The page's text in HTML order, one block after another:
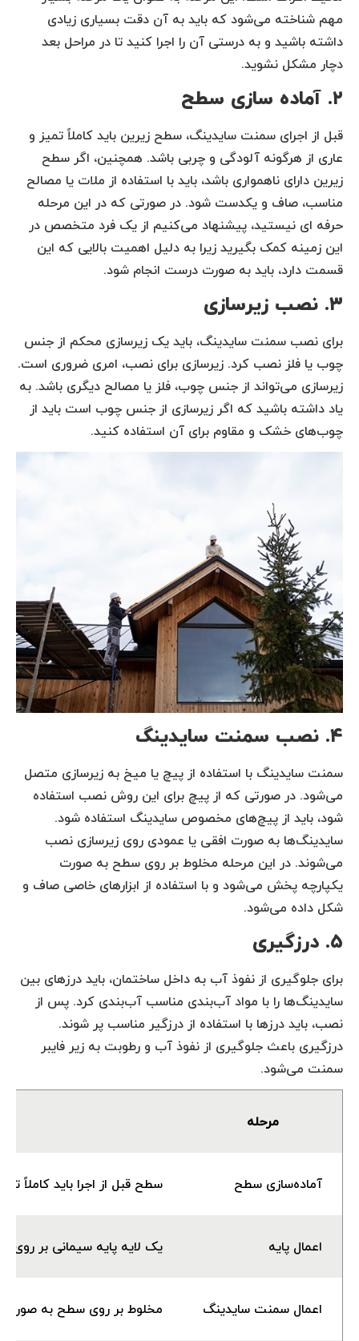
مهم شناخته می‌شود که باید به آن دقت بسیاری زیادی
داشته باشید و به درستی آن را اجرا کنید تا در مراحل بعد
دچار مشکل نشوید.
۲. آماده سازی سطح
قبل از اجرای سمنت سایدینگ، سطح زیرین باید کاملاً تمیز و
عاری از هرگونه آلودگی و چربی باشد. همچنین، اگر سطح
زیرین دارای ناهمواری باشد، باید با استفاده از ملات یا مصالح
مناسب، صاف و یکدست شود. در صورتی که در این مرحله
حرفه ای نیستید، پیشنهاد می‌کنیم از یک فرد متخصص در
این زمینه کمک بگیرید زیرا به دلیل اهمیت بالایی که این
قسمت دارد، باید به صورت درست انجام شود.
۳. نصب زیرسازی
برای نصب سمنت سایدینگ، باید یک زیرسازی محکم از جنس
چوب یا فلز نصب کرد. زیرسازی برای نصب، امری ضروری است.
زیرسازی می‌تواند از جنس چوب، فلز یا مصالح دیگری باشد. به
یاد داشته باشید که اگر زیرسازی از جنس چوب است باید از
چوب‌های خشک و مقاوم برای آن استفاده کنید.
۴. نصب سمنت سایدینگ
سمنت سایدینگ با استفاده از پیچ یا میخ به زیرسازی متصل
می‌شود. در صورتی که از پیچ برای این روش نصب استفاده
شود، باید از پیچ‌های مخصوص سایدینگ استفاده شود.
سایدینگ‌ها به صورت افقی یا عمودی روی زیرسازی نصب
می‌شوند. در این مرحله مخلوط بر روی سطح به صورت
یکپارچه پخش می‌شود و با استفاده از ابزارهای خاصی صاف و
شکل داده می‌شود.
۵. درزگیری
برای جلوگیری از نفوذ آب به داخل ساختمان، باید درزهای بین
سایدینگ‌ها را با مواد آب‌بندی مناسب آب‌بندی کرد. پس از
نصب، باید درزها با استفاده از درزگیر مناسب پر شوند.
درزگیری باعث جلوگیری از نفوذ آب و رطوبت به زیر فایبر
سمنت می‌شود.
مرحله
آماده‌سازی سطح سطح قبل از اجرا باید کاملاً
اعمال پایه یک لایه پایه سیمانی بر
اعمال سمنت سایدینگ مخلوط بر روی سطح به صورت